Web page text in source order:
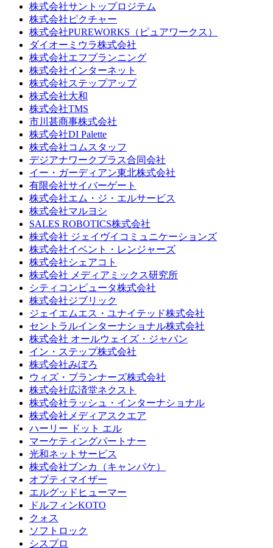
株式会社サントップロジテム
株式会社ピクチャー
株式会社PUREWORKS（ピュアワークス）
ダイオーミウラ株式会社
株式会社エフプランニング
株式会社インターネット
株式会社ステップアップ
株式会社大和
株式会社TMS
市川甚商事株式会社
株式会社DI Palette
株式会社コムスタッフ
デジアナワークプラス合同会社
イー・ガーディアン東北株式会社
有限会社サイバーゲート
株式会社エム・ジ・エルサービス
株式会社マルヨシ
SALES ROBOTICS株式会社
株式会社 ジェイヴイコミュニケーションズ
株式会社イベント・レンジャーズ
株式会社シェアコト
株式会社 メディアミックス研究所
シティコンピュータ株式会社
株式会社ジブリック
ジェイエムエス・ユナイテッド株式会社
セントラルインターナショナル株式会社
株式会社 オールウェイズ・ジャパン
イン・ステップ株式会社
株式会社みぼろ
ウィズ・プランナーズ株式会社
株式会社広済堂ネクスト
株式会社ラッシュ・インターナショナル
株式会社メディアスクエア
ハーリー ドット エル
マーケティングパートナー
光和ネットサービス
株式会社ブンカ（キャンパケ）
オプティマイザー
エルグッドヒューマー
ドルフィンKOTO
クォス
ソフトロック
シスプロ